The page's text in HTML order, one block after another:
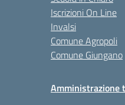
Iscrizioni On Line
Invalsi
Comune Agropoli
Comune Giungano
Amministrazione